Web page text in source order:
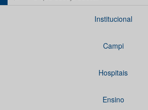
Institucional
Campi
Hospitais
Ensino